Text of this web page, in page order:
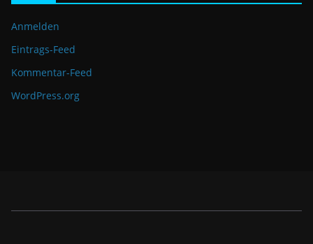
Anmelden
Eintrags-Feed
Kommentar-Feed
WordPress.org